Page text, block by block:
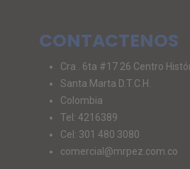
CONTACTENOS
Cra . 6ta #17 26 Centro
Santa Marta D.T.C.H.
Colombia
Tel: 4216389
Cel: 301 480 3080
comercial@mrpez.com.co